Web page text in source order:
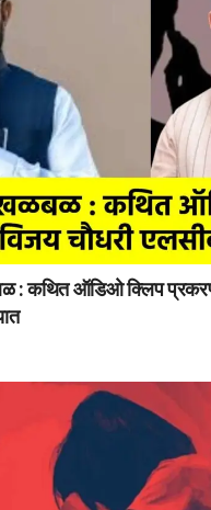
: कथित ऑडिओ क्लिप